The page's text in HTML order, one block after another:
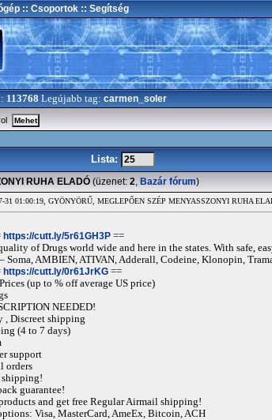
:: Csoportok :: Segítség
113768 Legújabb tag: carmen_soler
Lista:
RUHA ELADÓ (üzenet: 2, Bazár fórum)
31 01:00:19, GYÖNYÖRŰ, MEGLEPŐEN SZÉP MENYASSZONYI RUHA
https://cutt.ly/5r61GH3P ==
of Drugs world wide and here in the states. With safe,
Soma, AMBIEN, ATIVAN, Adderall, Codeine, Klonopin,
https://cutt.ly/0r61JrKG ==
(up to % off average US price)
NEEDED!
Discreet shipping
(4 to 7 days)
support
orders
guarantee!
and get free Regular Airmail shipping!
Visa, MasterCard, AmeEx, Bitcoin, ACH